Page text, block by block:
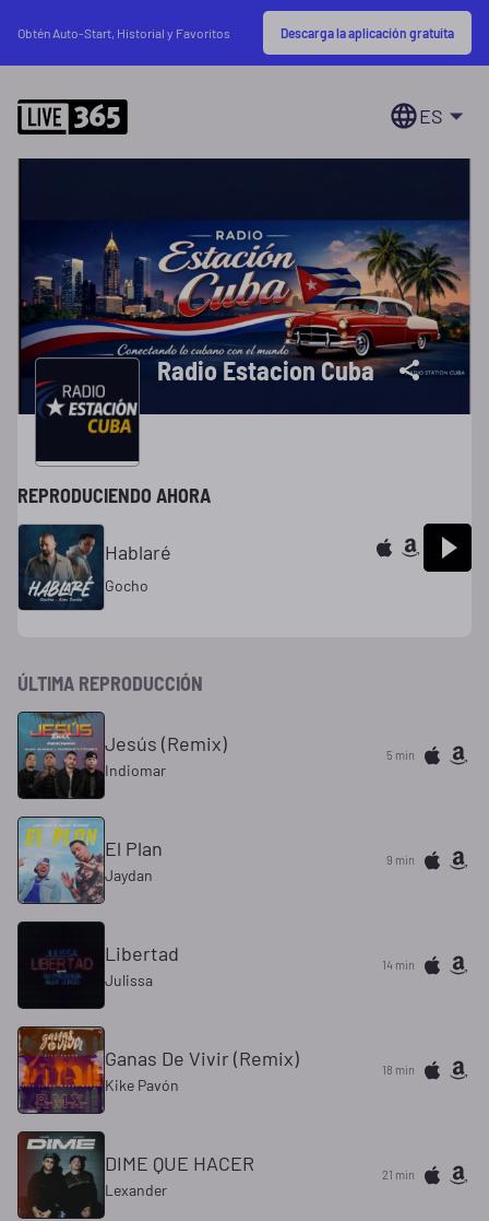
Obtén Auto-Start, Historial y Favoritos Descarga la aplicación gratuita
ES
Radio Estacion Cuba
REPRODUCIENDO AHORA
Hablaré
Gocho
ÚLTIMA REPRODUCCIÓN
Jesús (Remix)
Indiomar
5 min
El Plan
Jaydan
9 min
Libertad
Julissa
14 min
Ganas De Vivir (Remix)
Kike Pavón
18 min
DIME QUE HACER
Lexander
21 min